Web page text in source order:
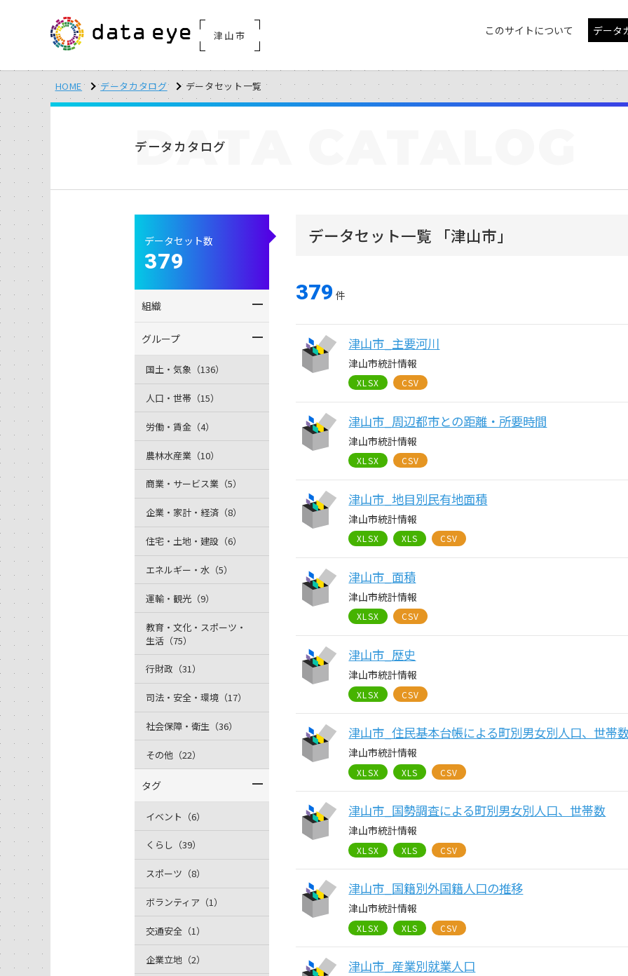
津山市 このサイトについて データ
HOME データカタログ データセット一覧
データカタログ
DATA
データセット一覧 「津山市」
379 件
津山市_主要河川
津山市統計情報
XLSX CSV
津山市_周辺都市との距離・所要時間
津山市統計情報
XLSX CSV
津山市_地目別民有地面積
津山市統計情報
XLSX XLS CSV
津山市_面積
津山市統計情報
XLSX CSV
津山市_歴史
津山市統計情報
XLSX CSV
津山市_住民基本台帳による町別男女別人口、世帯
津山市統計情報
XLSX XLS CSV
津山市_国勢調査による町別男女別人口、世帯数
津山市統計情報
XLSX XLS CSV
津山市_国籍別外国籍人口の推移
津山市統計情報
XLSX XLS CSV
津山市_産業別就業人口
データセット数
379
組織
グループ
国土・気象（136）
人口・世帯（15）
労働・賃金（4）
農林水産業（10）
商業・サービス業（5）
企業・家計・経済（8）
住宅・土地・建設（6）
エネルギー・水（5）
運輸・観光（9）
教育・文化・スポーツ・
生活（75）
行財政（31）
司法・安全・環境（17）
社会保障・衛生（36）
その他（22）
タグ
イベント（6）
くらし（39）
スポーツ（8）
ボランティア（1）
交通安全（1）
企業立地（2）